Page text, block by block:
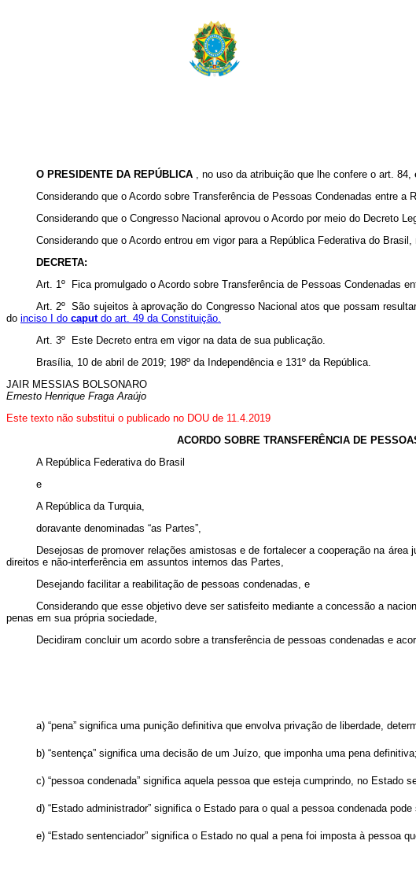
O PRESIDENTE DA REPÚBLICA , no uso da atribuição que lhe confere o art. 84,
Considerando que o Acordo sobre Transferência de Pessoas Condenadas entre
Considerando que o Congresso Nacional aprovou o Acordo por meio do Decreto
Considerando que o Acordo entrou em vigor para a República Federativa do
DECRETA:
Art. 1º Fica promulgado o Acordo sobre Transferência de Pessoas Condenadas
Art. 2º São sujeitos à aprovação do Congresso Nacional atos que possam
do inciso I do caput do art. 49 da Constituição.
Art. 3º Este Decreto entra em vigor na data de sua publicação.
Brasília, 10 de abril de 2019; 198º da Independência e 131º da República.
JAIR MESSIAS BOLSONARO
Ernesto Henrique Fraga Araújo
Este texto não substitui o publicado no DOU de 11.4.2019
ACORDO SOBRE TRANSFERÊNCIA DE
A República Federativa do Brasil
e
A República da Turquia,
doravante denominadas “as Partes”,
Desejosas de promover relações amistosas e de fortalecer a cooperação na
direitos e não-interferência em assuntos internos das Partes,
Desejando facilitar a reabilitação de pessoas condenadas, e
Considerando que esse objetivo deve ser satisfeito mediante a concessão a
penas em sua própria sociedade,
Decidiram concluir um acordo sobre a transferência de pessoas condenadas e
a) “pena” significa uma punição definitiva que envolva privação de liberdade,
b) “sentença” significa uma decisão de um Juízo, que imponha uma pena definitiva;
c) “pessoa condenada” significa aquela pessoa que esteja cumprindo, no Estado
d) “Estado administrador” significa o Estado para o qual a pessoa condenada
e) “Estado sentenciador” significa o Estado no qual a pena foi imposta à pessoa